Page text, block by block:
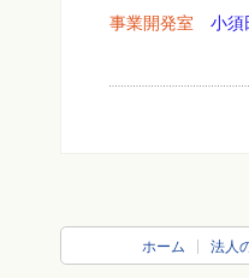
事業開発室 小須
ホーム 法人